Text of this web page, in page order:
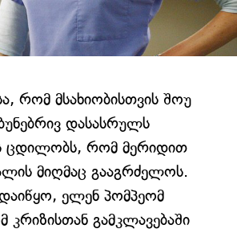
რომ მსახიობისთვის შოუ
დასასრულს
ცდილობს, რომ მერიდით
მიღმაც გააგრძელოს.
ელენ პომპეომ
კრიზისთან გამკლავებაში